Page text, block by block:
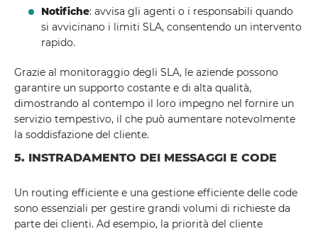
Notifiche: avvisa gli agenti o i responsabili quando
si avvicinano i limiti SLA, consentendo un intervento
rapido.
Grazie al monitoraggio degli SLA, le aziende possono
garantire un supporto costante e di alta qualità,
dimostrando al contempo il loro impegno nel fornire un
servizio tempestivo, il che può aumentare notevolmente
la soddisfazione del cliente.
5. INSTRADAMENTO DEI MESSAGGI E CODE
Un routing efficiente e una gestione efficiente delle code
sono essenziali per gestire grandi volumi di richieste da
parte dei clienti. Ad esempio, la priorità del cliente